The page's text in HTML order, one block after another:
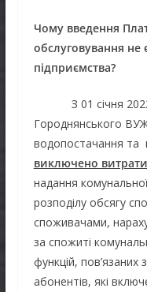
Чому введення
обслуговування не
підприємства?
З 01 січня 2022
Городнянського
водопостачання та
виключено
надання
розподілу обсягу
споживачами,
за спожиті
функцій,
абонентів, які